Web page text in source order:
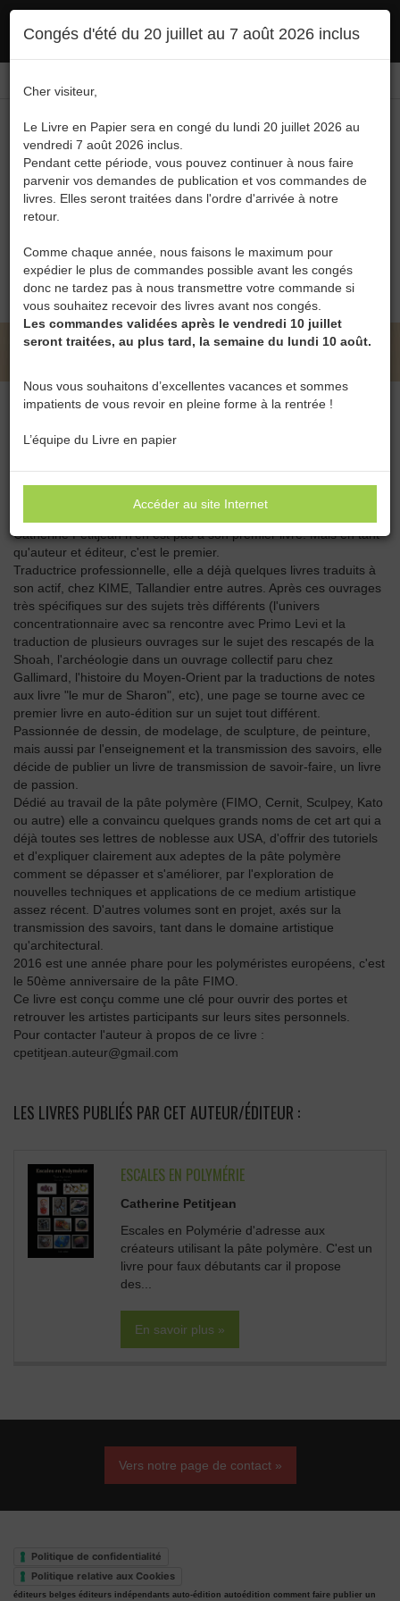
l'utilisation :politique en matière de confidentialité Accepter
Congés d'été du 20 juillet au 7 août 2026 inclus
Cher visiteur,
Le Livre en Papier sera en congé du lundi 20 juillet 2026 au
vendredi 7 août 2026 inclus.
Pendant cette période, vous pouvez continuer à nous faire
parvenir vos demandes de publication et vos commandes de
livres. Elles seront traitées dans l'ordre d'arrivée à notre
retour.
Comme chaque année, nous faisons le maximum pour
expédier le plus de commandes possible avant les congés
donc ne tardez pas à nous transmettre votre commande si
vous souhaitez recevoir des livres avant nos congés.
Les commandes validées après le vendredi 10 juillet
seront traitées, au plus tard, la semaine du lundi 10 août.
Nous vous souhaitons d’excellentes vacances et sommes
impatients de vous revoir en pleine forme à la rentrée !
L’équipe du Livre en papier
Accéder au site Internet
Menu
0
LE LIVRE EN PAPIER • CATHERINE PETITJEAN
Toutes les catégories
CATHERINE PETITJEAN
Catherine Petitjean n'en est pas à son premier livre. Mais en tant
qu'auteur et éditeur, c'est le premier.
Traductrice professionnelle, elle a déjà quelques livres traduits à
son actif, chez KIME, Tallandier entre autres. Après ces ouvrages
très spécifiques sur des sujets très différents (l'univers
concentrationnaire avec sa rencontre avec Primo Levi et la
traduction de plusieurs ouvrages sur le sujet des rescapés de la
Shoah, l'archéologie dans un ouvrage collectif paru chez
Gallimard, l'histoire du Moyen-Orient par la traductions de notes
aux livre "le mur de Sharon", etc), une page se tourne avec ce
premier livre en auto-édition sur un sujet tout différent.
Passionnée de dessin, de modelage, de sculpture, de peinture,
mais aussi par l'enseignement et la transmission des savoirs, elle
décide de publier un livre de transmission de savoir-faire, un livre
de passion.
Dédié au travail de la pâte polymère (FIMO, Cernit, Sculpey, Kato
ou autre) elle a convaincu quelques grands noms de cet art qui a
déjà toutes ses lettres de noblesse aux USA, d'offrir des tutoriels
et d'expliquer clairement aux adeptes de la pâte polymère
comment se dépasser et s'améliorer, par l'exploration de
nouvelles techniques et applications de ce medium artistique
assez récent. D'autres volumes sont en projet, axés sur la
transmission des savoirs, tant dans le domaine artistique
qu'architectural.
2016 est une année phare pour les polyméristes européens, c'est
le 50ème anniversaire de la pâte FIMO.
Ce livre est conçu comme une clé pour ouvrir des portes et
retrouver les artistes participants sur leurs sites personnels.
Pour contacter l'auteur à propos de ce livre :
cpetitjean.auteur@gmail.com
LES LIVRES PUBLIÉS PAR CET AUTEUR/ÉDITEUR :
ESCALES EN POLYMÉRIE
Catherine Petitjean
Escales en Polymérie d'adresse aux
créateurs utilisant la pâte polymère. C'est un
livre pour faux débutants car il propose
des...
En savoir plus »
Vers notre page de contact »
Politique de confidentialité
Politique relative aux Cookies
éditeurs belges éditeurs indépendants auto-édition autoédition comment faire publier un